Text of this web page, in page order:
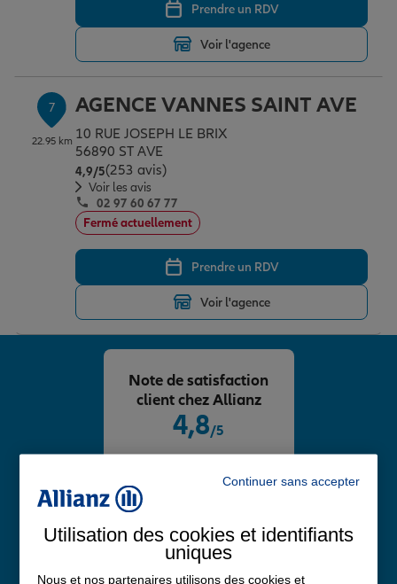
Prendre un RDV
Voir l'agence
7
22.95 km
AGENCE VANNES SAINT AVE
10 RUE JOSEPH LE BRIX
56890 ST AVE
4,9/5Note de 4.9 sur 5
(253 avis)
Voir les avis
02 97 60 67 77
Fermé actuellement
Prendre un RDV
Voir l'agence
4,8/5
Note de satisfaction
client chez Allianz
Continuer sans accepter
Utilisation des cookies et identifiants
uniques
Nous et nos partenaires utilisons des cookies et